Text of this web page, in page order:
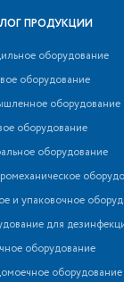
ПРОДУКЦИИ
оборудование
оборудование
оборудование
оборудование
оборудование
и упаковочное
для
оборудование
оборудование